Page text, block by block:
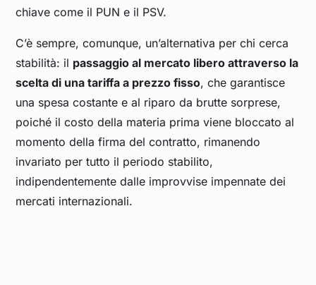
chiave come il PUN e il PSV.
C’è sempre, comunque, un’alternativa per chi cerca
stabilità: il passaggio al mercato libero attraverso la
scelta di una tariffa a prezzo fisso, che garantisce
una spesa costante e al riparo da brutte sorprese,
poiché il costo della materia prima viene bloccato al
momento della firma del contratto, rimanendo
invariato per tutto il periodo stabilito,
indipendentemente dalle improvvise impennate dei
mercati internazionali.